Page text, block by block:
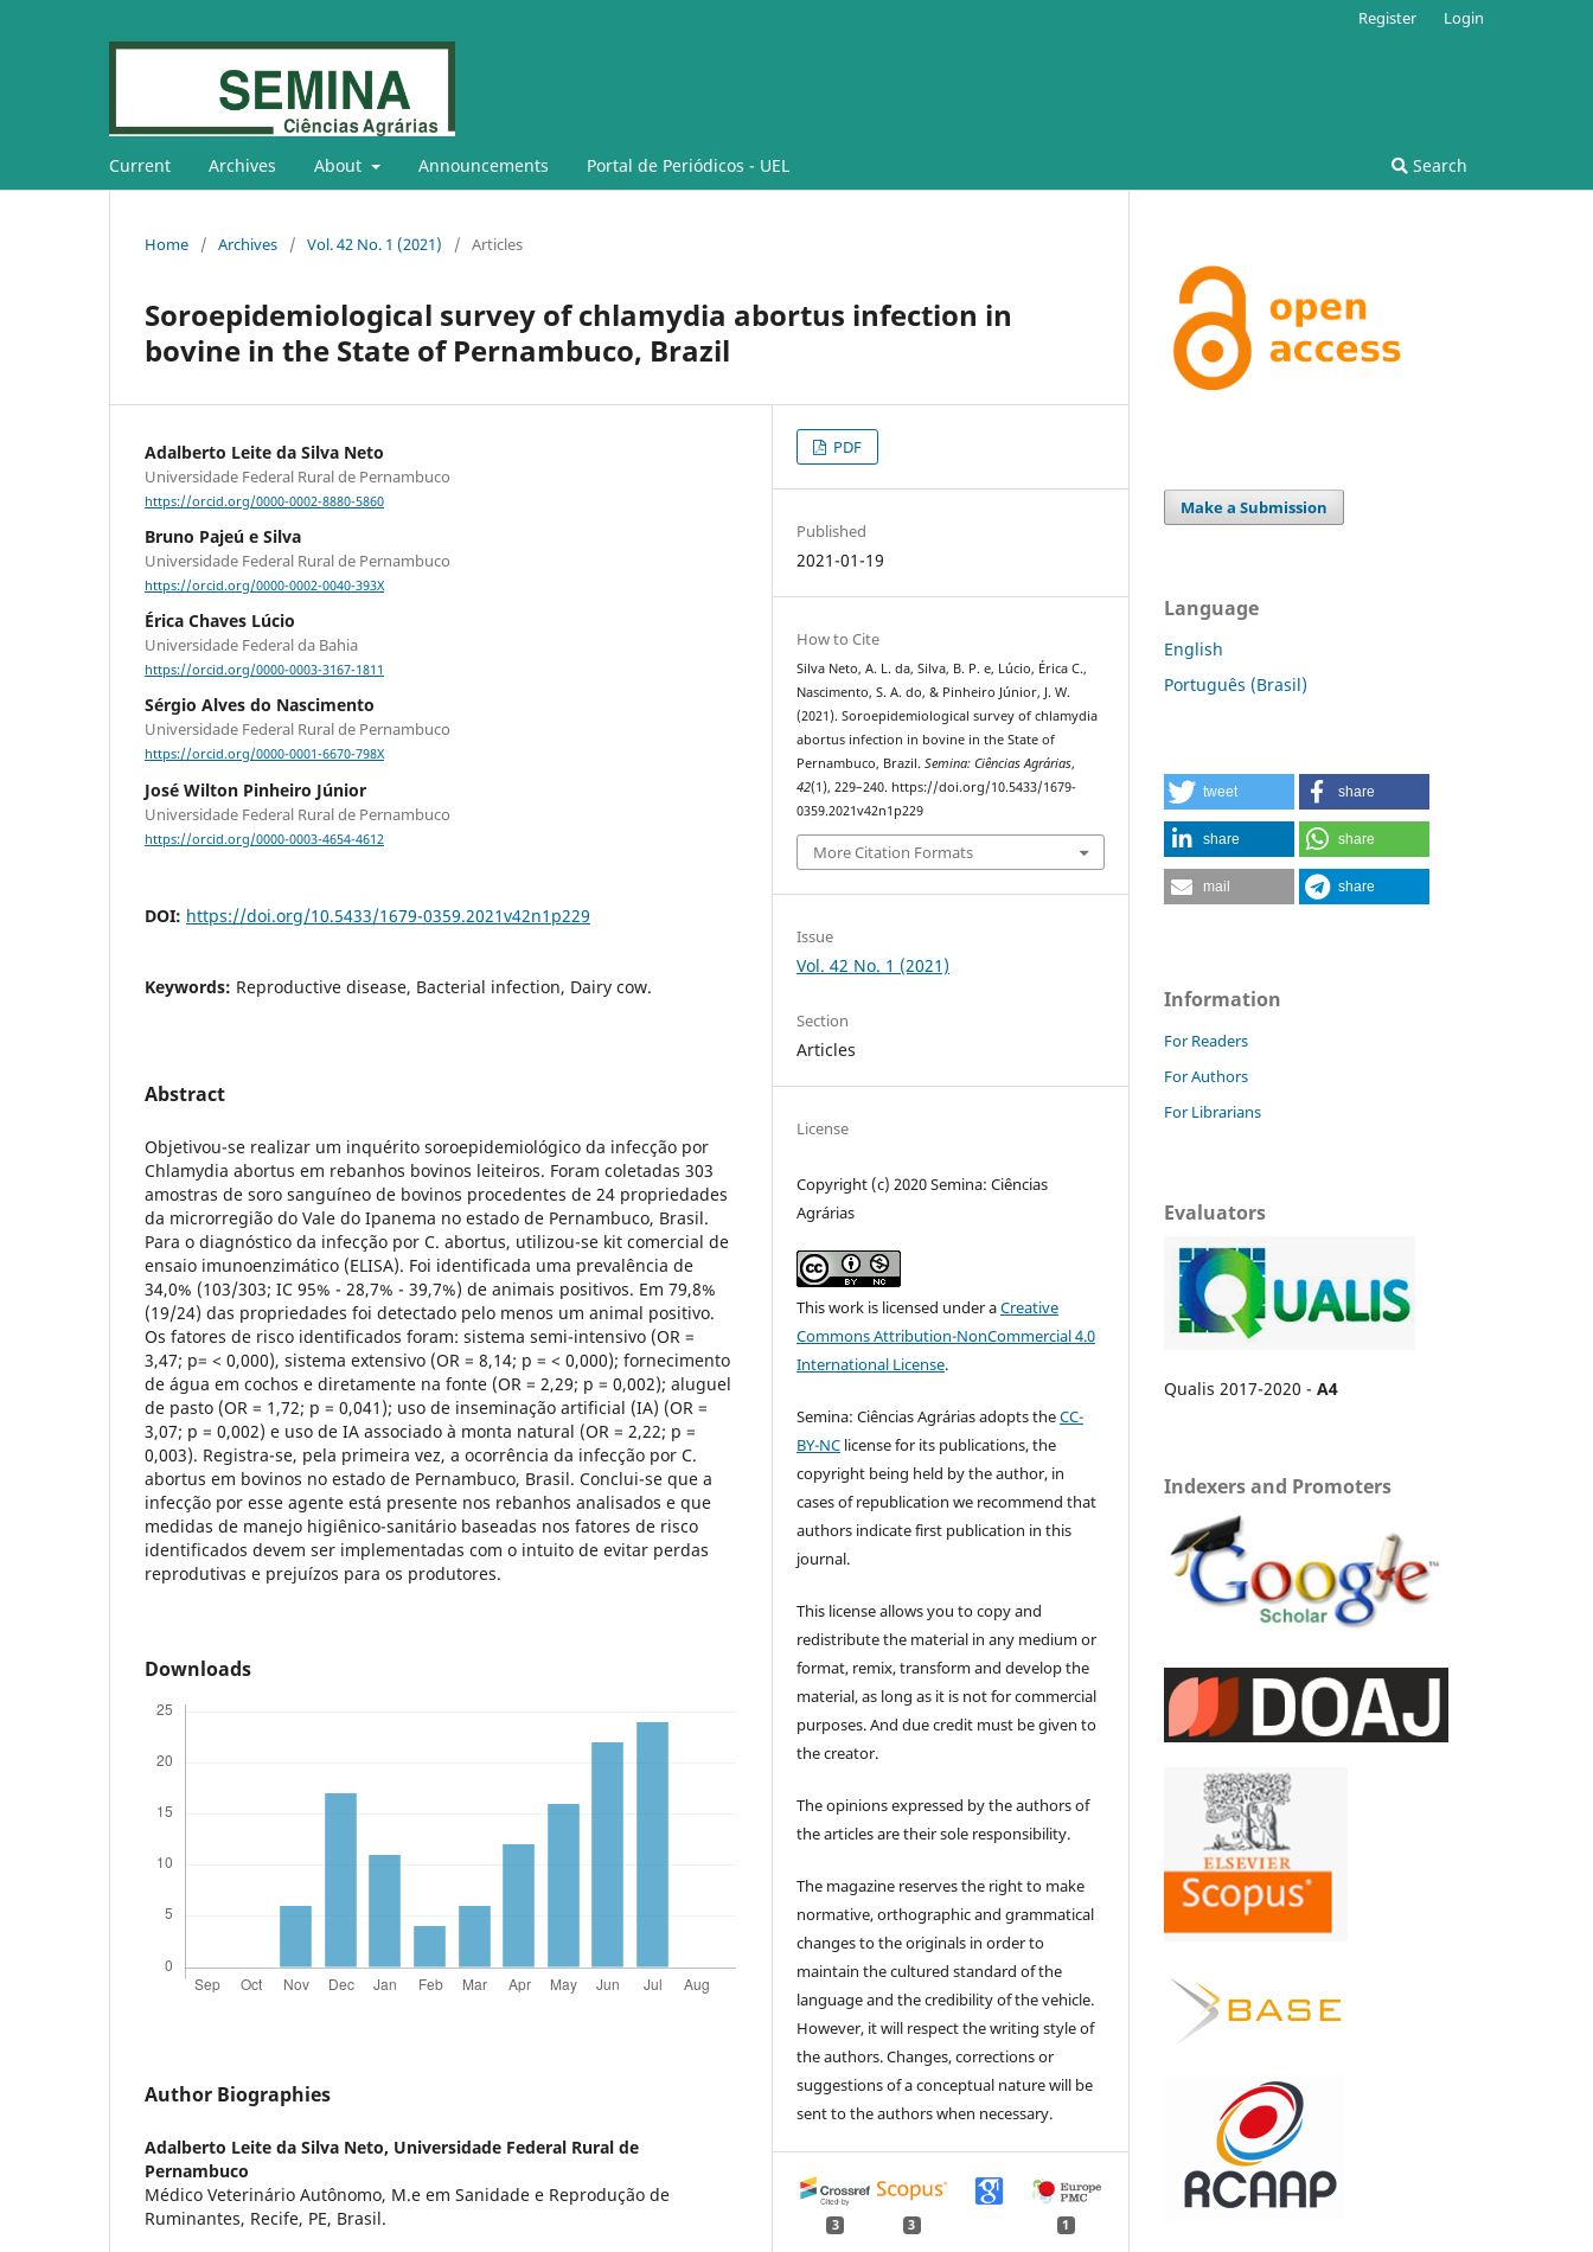
Current Archives About Announcements Portal de Periódicos - UEL Search
Register Login
Home / Archives / Vol. 42 No. 1 (2021) / Articles
Soroepidemiological survey of chlamydia abortus infection in
bovine in the State of Pernambuco, Brazil
Adalberto Leite da Silva Neto
Universidade Federal Rural de Pernambuco
https://orcid.org/0000-0002-8880-5860
Bruno Pajeú e Silva
Universidade Federal Rural de Pernambuco
https://orcid.org/0000-0002-0040-393X
Érica Chaves Lúcio
Universidade Federal da Bahia
https://orcid.org/0000-0003-3167-1811
Sérgio Alves do Nascimento
Universidade Federal Rural de Pernambuco
https://orcid.org/0000-0001-6670-798X
José Wilton Pinheiro Júnior
Universidade Federal Rural de Pernambuco
https://orcid.org/0000-0003-4654-4612
DOI: https://doi.org/10.5433/1679-0359.2021v42n1p229
Keywords: Reproductive disease, Bacterial infection, Dairy cow.
Abstract
Objetivou-se realizar um inquérito soroepidemiológico da infecção por
Chlamydia abortus em rebanhos bovinos leiteiros. Foram coletadas 303
amostras de soro sanguíneo de bovinos procedentes de 24 propriedades
da microrregião do Vale do Ipanema no estado de Pernambuco, Brasil.
Para o diagnóstico da infecção por C. abortus, utilizou-se kit comercial de
ensaio imunoenzimático (ELISA). Foi identificada uma prevalência de
34,0% (103/303; IC 95% - 28,7% - 39,7%) de animais positivos. Em 79,8%
(19/24) das propriedades foi detectado pelo menos um animal positivo.
Os fatores de risco identificados foram: sistema semi-intensivo (OR =
3,47; p= < 0,000), sistema extensivo (OR = 8,14; p = < 0,000); fornecimento
de água em cochos e diretamente na fonte (OR = 2,29; p = 0,002); aluguel
de pasto (OR = 1,72; p = 0,041); uso de inseminação artificial (IA) (OR =
3,07; p = 0,002) e uso de IA associado à monta natural (OR = 2,22; p =
0,003). Registra-se, pela primeira vez, a ocorrência da infecção por C.
abortus em bovinos no estado de Pernambuco, Brasil. Conclui-se que a
infecção por esse agente está presente nos rebanhos analisados e que
medidas de manejo higiênico-sanitário baseadas nos fatores de risco
identificados devem ser implementadas com o intuito de evitar perdas
reprodutivas e prejuízos para os produtores.
Downloads
Author Biographies
Adalberto Leite da Silva Neto, Universidade Federal Rural de
Pernambuco
Médico Veterinário Autônomo, M.e em Sanidade e Reprodução de
Ruminantes, Recife, PE, Brasil.
PDF
Published
2021-01-19
How to Cite
Silva Neto, A. L. da, Silva, B. P. e, Lúcio, Érica C.,
Nascimento, S. A. do, & Pinheiro Júnior, J. W.
(2021). Soroepidemiological survey of chlamydia
abortus infection in bovine in the State of
Pernambuco, Brazil.Semina: Ciências Agrárias,
42(1), 229–240. https://doi.org/10.5433/1679-
0359.2021v42n1p229
More Citation Formats
Issue
Vol. 42 No. 1 (2021)
Section
Articles
License
Copyright (c) 2020 Semina: Ciências
Agrárias
This work is licensed under aCreative
Commons Attribution-NonCommercial 4.0
International License.
Semina: Ciências Agrárias adopts theCC-
BY-NC license for its publications, the
copyright being held by the author, in
cases of republication we recommend that
authors indicate first publication in this
journal.
This license allows you to copy and
redistribute the material in any medium or
format, remix, transform and develop the
material, as long as it is not for commercial
purposes. And due credit must be given to
the creator.
The opinions expressed by the authors of
the articles are their sole responsibility.
The magazine reserves the right to make
normative, orthographic and grammatical
changes to the originals in order to
maintain the cultured standard of the
language and the credibility of the vehicle.
However, it will respect the writing style of
the authors. Changes, corrections or
suggestions of a conceptual nature will be
sent to the authors when necessary.
3 3 1
Make a Submission
Language
English
Português (Brasil)
tweet share
share share
mail share
Information
For Readers
For Authors
For Librarians
Evaluators
Qualis 2017-2020 - A4
Indexers and Promoters